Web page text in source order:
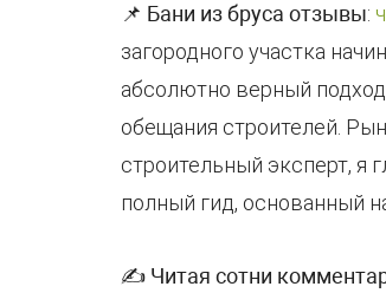
📌 Бани из бруса отзывы:
загородного участка
абсолютно верный
обещания строителей.
строительный эксперт, я
полный гид, основанный
✍ Читая сотни